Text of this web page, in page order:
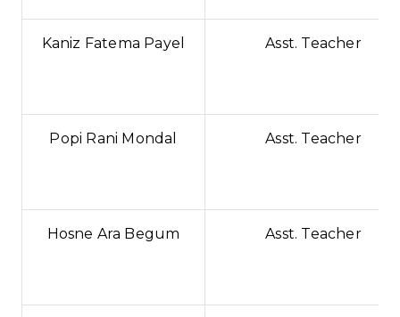
Kaniz Fatema Payel Asst. Teacher
Popi Rani Mondal Asst. Teacher
Hosne Ara Begum Asst. Teacher